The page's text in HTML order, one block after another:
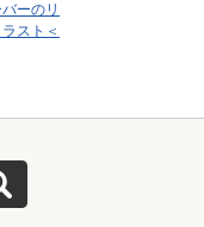
ーのリ
スト＜